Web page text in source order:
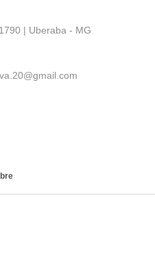
| Uberaba - MG